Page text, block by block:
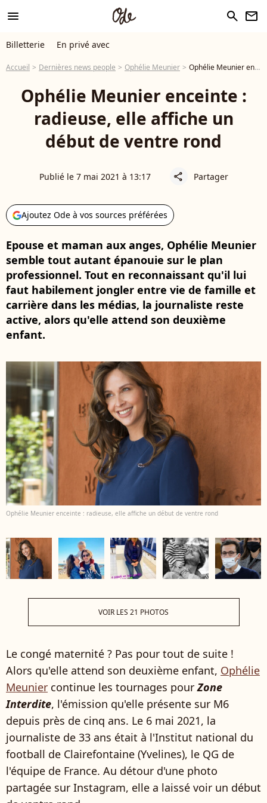
menu search newsletter
Billetterie En privé avec
Accueil Dernières news people Ophélie Meunier Ophélie Meunier enceinte : radieuse, elle affiche un début de ventre rond
Ophélie Meunier enceinte :
radieuse, elle affiche un
début de ventre rond
Publié le 7 mai 2021 à 13:17 share Partager
Ajoutez Ode à vos sources préférées
Epouse et maman aux anges, Ophélie Meunier
semble tout autant épanouie sur le plan
professionnel. Tout en reconnaissant qu'il lui
faut habilement jongler entre vie de famille et
carrière dans les médias, la journaliste reste
active, alors qu'elle attend son deuxième
enfant.
Ophélie Meunier enceinte : radieuse, elle affiche un début de ventre rond
VOIR LES 21 PHOTOS
Le congé maternité ? Pas pour tout de suite !
Alors qu'elle attend son deuxième enfant, Ophélie
Meunier continue les tournages pourZone
Interdite, l'émission qu'elle présente sur M6
depuis près de cinq ans. Le 6 mai 2021, la
journaliste de 33 ans était à l'Institut national du
football de Clairefontaine (Yvelines), le QG de
l'équipe de France. Au détour d'une photo
partagée sur Instagram, elle a laissé voir un début